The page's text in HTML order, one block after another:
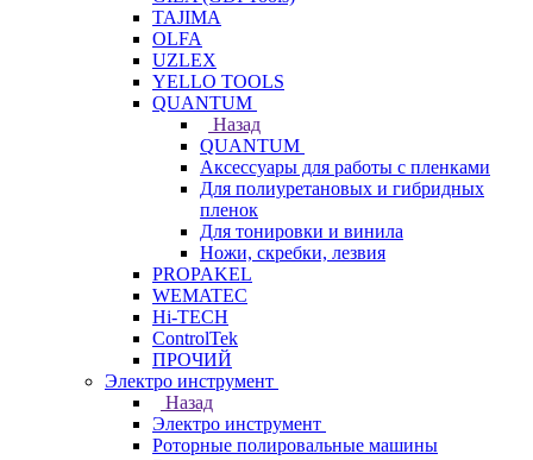
TAJIMA
OLFA
UZLEX
YELLO TOOLS
QUANTUM
Назад
QUANTUM
Аксессуары для работы с пленками
Для полиуретановых и гибридных
пленок
Для тонировки и винила
Ножи, скребки, лезвия
PROPAKEL
WEMATEC
Hi-TECH
ControlTek
ПРОЧИЙ
Электро инструмент
Назад
Электро инструмент
Роторные полировальные машины